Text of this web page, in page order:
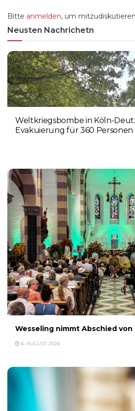
Bitte anmelden, um mitzudiskutieren
Neusten Nachrichetn
Weltkriegsbombe in Köln-
Evakuierung für 360
Wesseling nimmt Abschied von
6. AUGUST 2026